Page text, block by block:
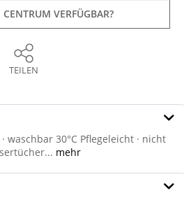
VERFÜGBAR?
TEILEN
waschbar 30°C Pflegeleicht · nicht
mehr